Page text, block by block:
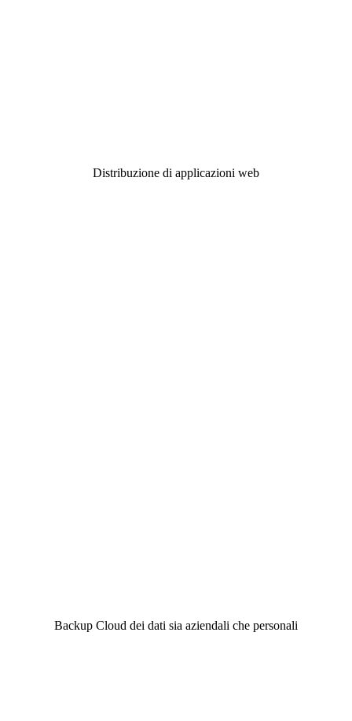
Distribuzione di applicazioni web
Backup Cloud dei dati sia aziendali che personali